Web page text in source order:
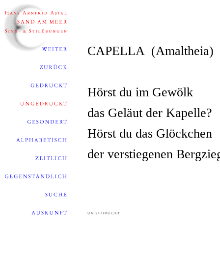
CAPELLA (Amaltheia)
Hörst du im Gewölk
das Geläut der Kapelle?
Hörst du das Glöckchen
der verstiegenen